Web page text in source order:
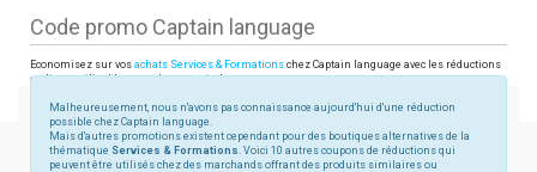
Code promo Captain language
Economisez sur vos achats Services & Formations chez Captain language avec les réductions
en ligne utilisables sur shop.captain-language.com
Malheureusement, nous n'avons pas connaissance aujourd'hui d'une réduction
possible chez Captain language.
Mais d'autres promotions existent cependant pour des boutiques alternatives de la
thématique Services & Formations. Voici 10 autres coupons de réductions qui
peuvent être utilisés chez des marchands offrant des produits similaires ou